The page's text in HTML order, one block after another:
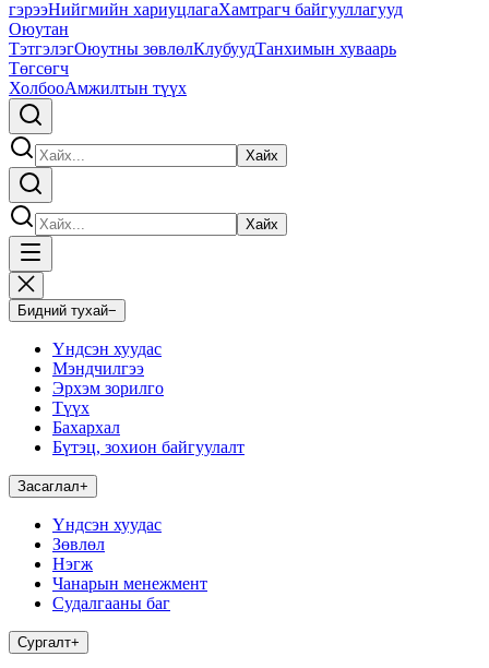
гэрээНийгмийн хариуцлагаХамтрагч байгууллагууд
Оюутан
ТэтгэлэгОюутны зөвлөлКлубуудТанхимын хуваарь
Төгсөгч
ХолбооАмжилтын түүх
Хайх
Хайх
Бидний тухай−
Үндсэн хуудас
Мэндчилгээ
Эрхэм зорилго
Түүх
Бахархал
Бүтэц, зохион байгуулалт
Засаглал+
Үндсэн хуудас
Зөвлөл
Нэгж
Чанарын менежмент
Судалгааны баг
Сургалт+